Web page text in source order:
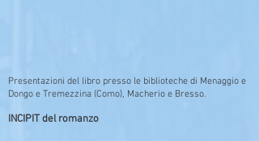
Presentazioni del libro presso le biblioteche di Menaggio e
Dongo e Tremezzina (Como), Macherio e Bresso.
INCIPIT del romanzo